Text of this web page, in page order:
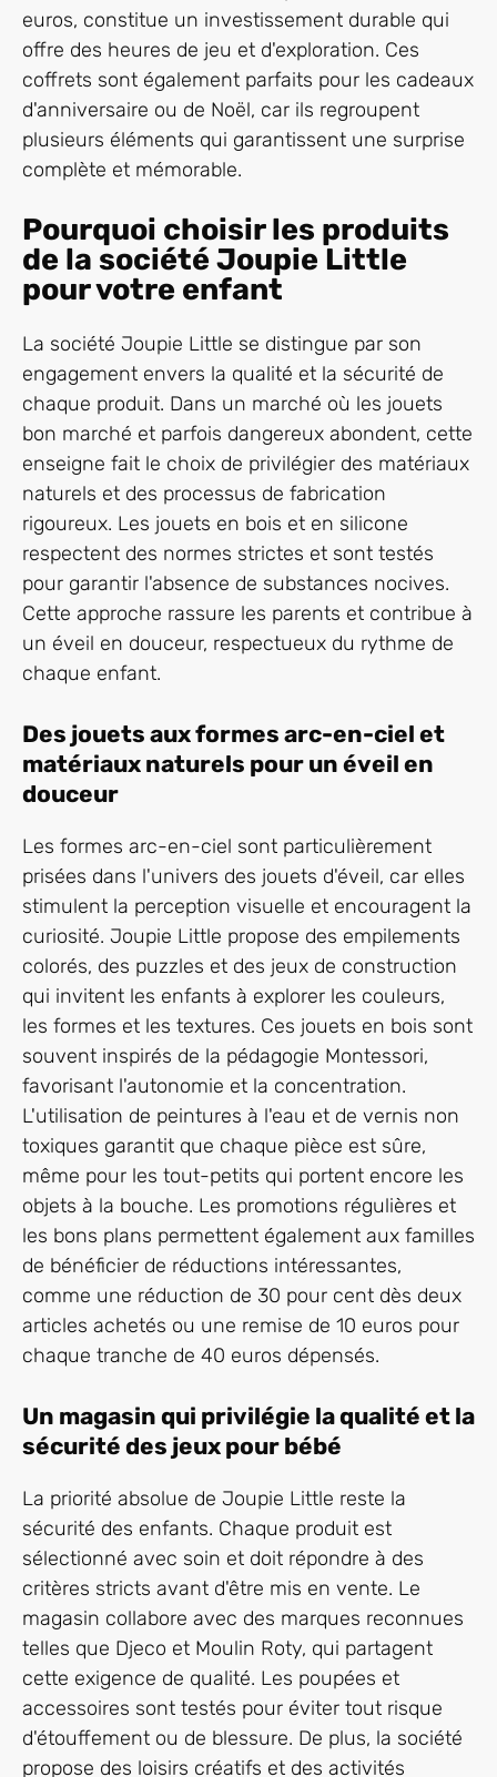
euros, constitue un investissement durable qui
offre des heures de jeu et d'exploration. Ces
coffrets sont également parfaits pour les cadeaux
d'anniversaire ou de Noël, car ils regroupent
plusieurs éléments qui garantissent une surprise
complète et mémorable.
Pourquoi choisir les produits
de la société Joupie Little
pour votre enfant
La société Joupie Little se distingue par son
engagement envers la qualité et la sécurité de
chaque produit. Dans un marché où les jouets
bon marché et parfois dangereux abondent, cette
enseigne fait le choix de privilégier des matériaux
naturels et des processus de fabrication
rigoureux. Les jouets en bois et en silicone
respectent des normes strictes et sont testés
pour garantir l'absence de substances nocives.
Cette approche rassure les parents et contribue à
un éveil en douceur, respectueux du rythme de
chaque enfant.
Des jouets aux formes arc-en-ciel et
matériaux naturels pour un éveil en
douceur
Les formes arc-en-ciel sont particulièrement
prisées dans l'univers des jouets d'éveil, car elles
stimulent la perception visuelle et encouragent la
curiosité. Joupie Little propose des empilements
colorés, des puzzles et des jeux de construction
qui invitent les enfants à explorer les couleurs,
les formes et les textures. Ces jouets en bois sont
souvent inspirés de la pédagogie Montessori,
favorisant l'autonomie et la concentration.
L'utilisation de peintures à l'eau et de vernis non
toxiques garantit que chaque pièce est sûre,
même pour les tout-petits qui portent encore les
objets à la bouche. Les promotions régulières et
les bons plans permettent également aux familles
de bénéficier de réductions intéressantes,
comme une réduction de 30 pour cent dès deux
articles achetés ou une remise de 10 euros pour
chaque tranche de 40 euros dépensés.
Un magasin qui privilégie la qualité et la
sécurité des jeux pour bébé
La priorité absolue de Joupie Little reste la
sécurité des enfants. Chaque produit est
sélectionné avec soin et doit répondre à des
critères stricts avant d'être mis en vente. Le
magasin collabore avec des marques reconnues
telles que Djeco et Moulin Roty, qui partagent
cette exigence de qualité. Les poupées et
accessoires sont testés pour éviter tout risque
d'étouffement ou de blessure. De plus, la société
propose des loisirs créatifs et des activités